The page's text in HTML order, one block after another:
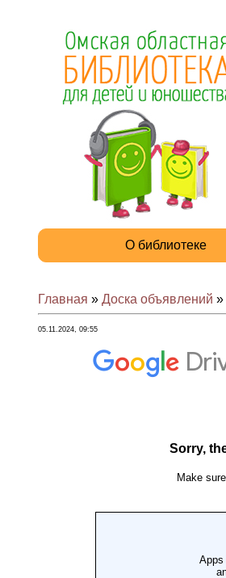
О библиотеке
Главная » Доска объявлений »
05.11.2024, 09:55